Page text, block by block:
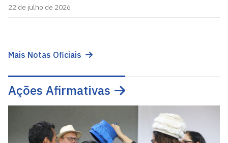
22 de julho de 2026
Mais Notas Oficiais
Ações Afirmativas